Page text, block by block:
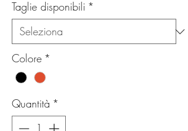
Taglie disponibili *
Colore *
Quantità *